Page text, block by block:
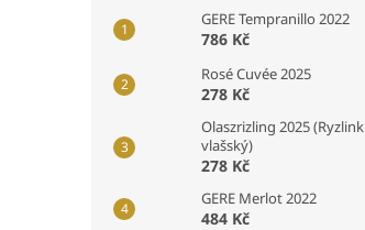
GERE Tempranillo 2022
786 Kč
Rosé Cuvée 2025
278 Kč
Olaszrizling 2025 (Ryzlink
vlašský)
278 Kč
GERE Merlot 2022
484 Kč